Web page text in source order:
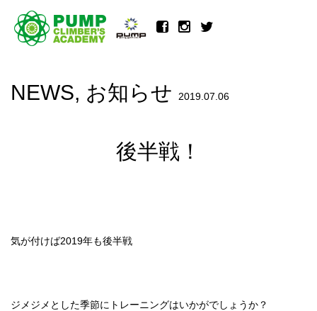
NEWS, お知らせ 2019.07.06
後半戦！
気が付けば2019年も後半戦
ジメジメとした季節にトレーニングはいかがでしょうか？